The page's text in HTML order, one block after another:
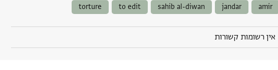
amir
jandar
sahib al-diwan
to edit
torture
אין רשומות קשורות